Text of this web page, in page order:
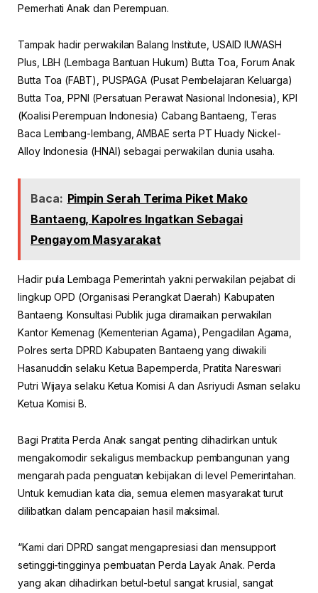
Pemerhati Anak dan Perempuan.
Tampak hadir perwakilan Balang Institute, USAID IUWASH
Plus, LBH (Lembaga Bantuan Hukum) Butta Toa, Forum Anak
Butta Toa (FABT), PUSPAGA (Pusat Pembelajaran Keluarga)
Butta Toa, PPNI (Persatuan Perawat Nasional Indonesia), KPI
(Koalisi Perempuan Indonesia) Cabang Bantaeng, Teras
Baca Lembang-lembang, AMBAE serta PT Huady Nickel-
Alloy Indonesia (HNAI) sebagai perwakilan dunia usaha.
Baca: Pimpin Serah Terima Piket Mako
Bantaeng, Kapolres Ingatkan Sebagai
Pengayom Masyarakat
Hadir pula Lembaga Pemerintah yakni perwakilan pejabat di
lingkup OPD (Organisasi Perangkat Daerah) Kabupaten
Bantaeng. Konsultasi Publik juga diramaikan perwakilan
Kantor Kemenag (Kementerian Agama), Pengadilan Agama,
Polres serta DPRD Kabupaten Bantaeng yang diwakili
Hasanuddin selaku Ketua Bapemperda, Pratita Nareswari
Putri Wijaya selaku Ketua Komisi A dan Asriyudi Asman selaku
Ketua Komisi B.
Bagi Pratita Perda Anak sangat penting dihadirkan untuk
mengakomodir sekaligus membackup pembangunan yang
mengarah pada penguatan kebijakan di level Pemerintahan.
Untuk kemudian kata dia, semua elemen masyarakat turut
dilibatkan dalam pencapaian hasil maksimal.
“Kami dari DPRD sangat mengapresiasi dan mensupport
setinggi-tingginya pembuatan Perda Layak Anak. Perda
yang akan dihadirkan betul-betul sangat krusial, sangat